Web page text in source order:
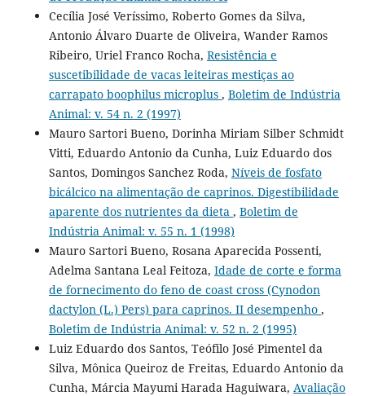
Cecília José Veríssimo, Roberto Gomes da Silva,
Antonio Álvaro Duarte de Oliveira, Wander Ramos
Ribeiro, Uriel Franco Rocha, Resistência e
suscetibilidade de vacas leiteiras mestiças ao
carrapato boophilus microplus , Boletim de Indústria
Animal: v. 54 n. 2 (1997)
Mauro Sartori Bueno, Dorinha Miriam Silber Schmidt
Vitti, Eduardo Antonio da Cunha, Luiz Eduardo dos
Santos, Domingos Sanchez Roda, Níveis de fosfato
bicálcico na alimentação de caprinos. Digestibilidade
aparente dos nutrientes da dieta , Boletim de
Indústria Animal: v. 55 n. 1 (1998)
Mauro Sartori Bueno, Rosana Aparecida Possenti,
Adelma Santana Leal Feitoza, Idade de corte e forma
de fornecimento do feno de coast cross (Cynodon
dactylon (L.) Pers) para caprinos. II desempenho ,
Boletim de Indústria Animal: v. 52 n. 2 (1995)
Luiz Eduardo dos Santos, Teófilo José Pimentel da
Silva, Mônica Queiroz de Freitas, Eduardo Antonio da
Cunha, Márcia Mayumi Harada Haguiwara, Avaliação